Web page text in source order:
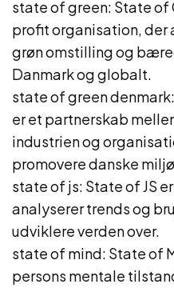
state of green: State of
profit organisation, der
grøn omstilling og
Danmark og globalt.
state of green
er et partnerskab
industrien og
promovere danske
state of js: State of JS
analyserer trends og
udviklere verden over.
state of mind: State of
persons mentale